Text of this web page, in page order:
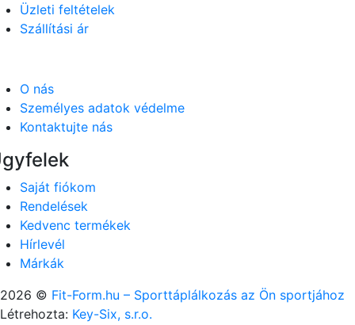
Üzleti feltételek
Szállítási ár
O nás
Személyes adatok védelme
Kontaktujte nás
Saját fiókom
Rendelések
Kedvenc termékek
Hírlevél
Márkák
2026 © Fit-Form.hu – Sporttáplálkozás az Ön sportjához
Létrehozta: Key-Six, s.r.o.